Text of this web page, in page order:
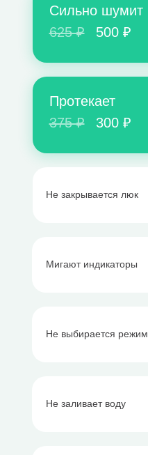
Протекает
375 ₽
Сильно шумит
625 ₽
Не заливает воду
Не закрывается люк
Мигают индикаторы
Не выбирается режим
500 ₽
300 ₽